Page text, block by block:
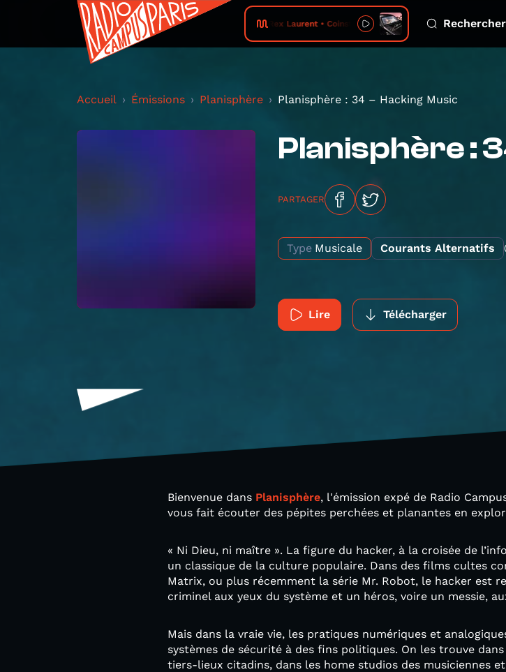
Rex Laurent • Coinstar Rechercher
Accueil Émissions Planisphère Planisphère : 34 – Hacking Music
Planisphère :
PARTAGER
Type Musicale Courants Alternatifs
Lire Télécharger
Bienvenue dans Planisphère, l'émission expé de Radio
vous fait écouter des pépites perchées et planantes en
« Ni Dieu, ni maître ». La figure du hacker, à la croisée de
un classique de la culture populaire. Dans des films cultes
Matrix, ou plus récemment la série Mr. Robot, le hacker est
criminel aux yeux du système et un héros, voire un messie,
Mais dans la vraie vie, les pratiques numériques et
systèmes de sécurité à des fins politiques. On les trouve
tiers-lieux citadins, dans les home studios des musiciennes